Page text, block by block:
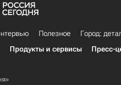
Полезное
Город:
Продукты и сервисы Пресс-